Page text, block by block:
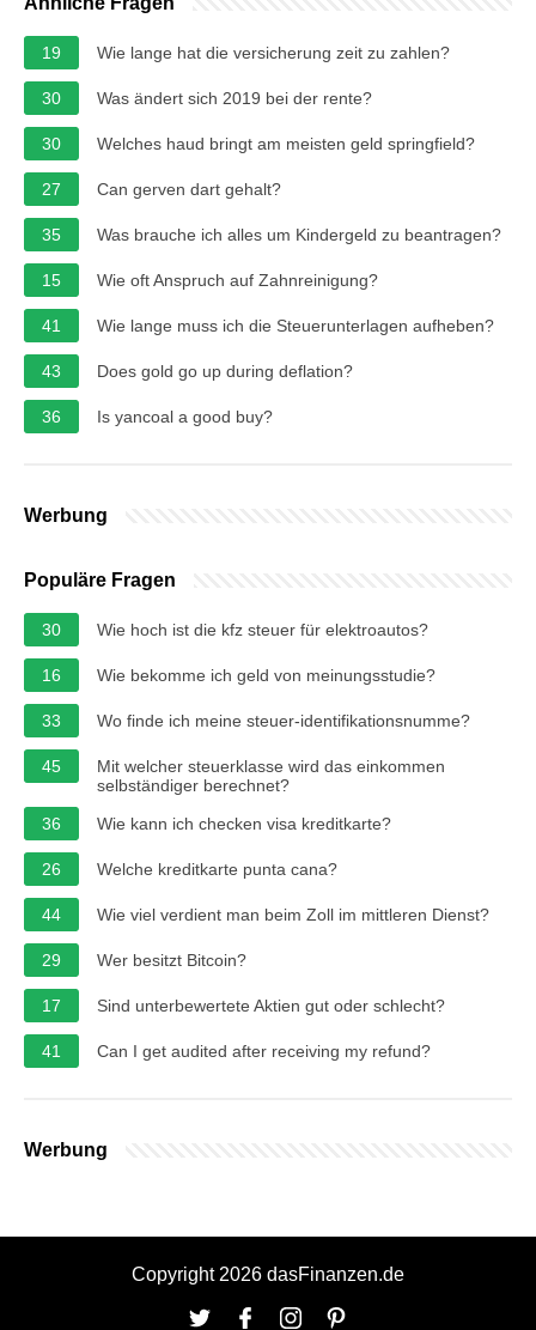
19 Wie lange hat die versicherung zeit zu zahlen?
30 Was ändert sich 2019 bei der rente?
30 Welches haud bringt am meisten geld springfield?
27 Can gerven dart gehalt?
35 Was brauche ich alles um Kindergeld zu beantragen?
15 Wie oft Anspruch auf Zahnreinigung?
41 Wie lange muss ich die Steuerunterlagen aufheben?
43 Does gold go up during deflation?
36 Is yancoal a good buy?
Werbung
Populäre Fragen
30 Wie hoch ist die kfz steuer für elektroautos?
16 Wie bekomme ich geld von meinungsstudie?
33 Wo finde ich meine steuer-identifikationsnumme?
45
Mit welcher steuerklasse wird das einkommen
selbständiger berechnet?
36
Wie kann ich checken visa kreditkarte?
26 Welche kreditkarte punta cana?
44 Wie viel verdient man beim Zoll im mittleren Dienst?
29 Wer besitzt Bitcoin?
17 Sind unterbewertete Aktien gut oder schlecht?
41 Can I get audited after receiving my refund?
Werbung
Copyright 2026 dasFinanzen.de